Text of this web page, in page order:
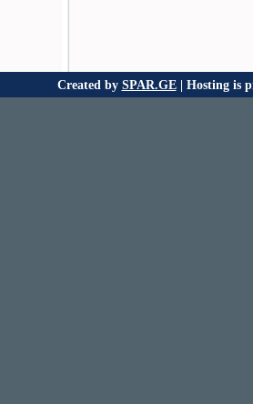
Created by SPAR.GE| Hosting is